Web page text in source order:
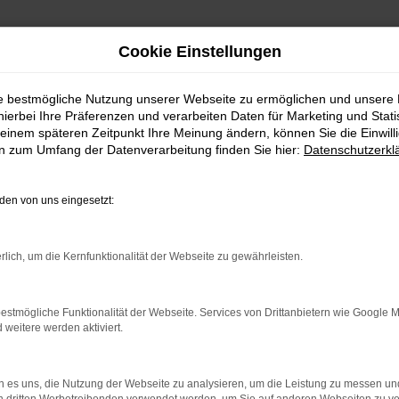
FÜR HAMBURG?
viele Vorschläge rund um die Mobilität. Das gilt natürlich
Fahrzeug, das perfekt zu nahezu jedem Anspruch in
liegt auf der Hand, denn so erhalten Sie Ihren VW T-
Klingt gut? Dann kontaktieren Sie uns noch heute.
Cookie Einstellungen
bestmögliche Nutzung unserer Webseite zu ermöglichen und unsere
Ihre Präferenzen und verarbeiten Daten für Marketing und
späteren Zeitpunkt Ihre Meinung ändern, können Sie die
zum Umfang der Datenverarbeitung finden Sie hier:
von uns eingesetzt:
um die Kernfunktionalität der Webseite zu gewährleisten.
Funktionalität der Webseite. Services von Drittanbietern wie Google
weitere werden aktiviert.
es uns, die Nutzung der Webseite zu analysieren, um die Leistung zu messen